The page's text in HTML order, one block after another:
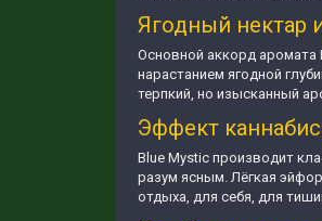
Ягодный нектар
Основной аккорд аромата
нарастанием ягодной
терпкий, но изысканный
Эффект
Blue Mystic производит
разум ясным. Лёгкая
отдыха, для себя, для